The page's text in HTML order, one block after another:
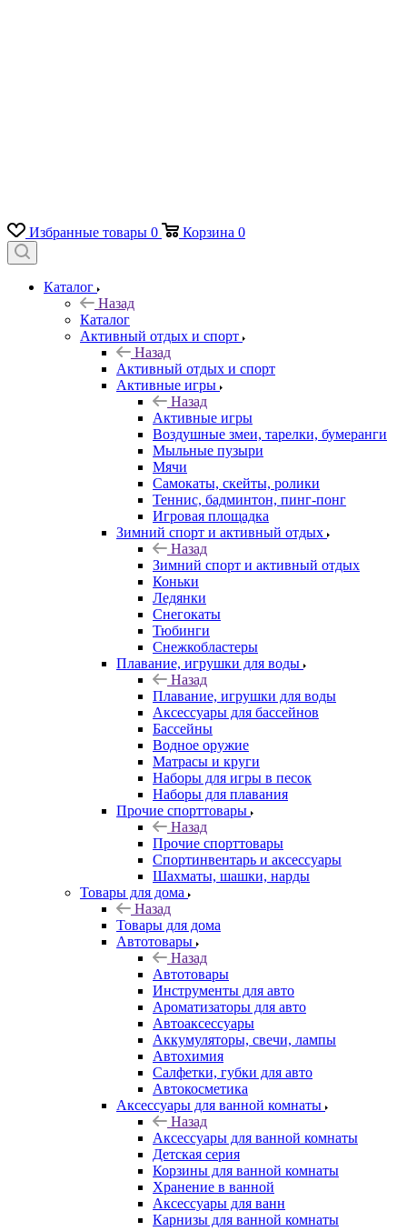
Избранные товары 0 Корзина 0
Каталог
Назад
Каталог
Активный отдых и спорт
Назад
Активный отдых и спорт
Активные игры
Назад
Активные игры
Воздушные змеи, тарелки, бумеранги
Мыльные пузыри
Мячи
Самокаты, скейты, ролики
Теннис, бадминтон, пинг-понг
Игровая площадка
Зимний спорт и активный отдых
Назад
Зимний спорт и активный отдых
Коньки
Ледянки
Снегокаты
Тюбинги
Снежкобластеры
Плавание, игрушки для воды
Назад
Плавание, игрушки для воды
Аксессуары для бассейнов
Бассейны
Водное оружие
Матрасы и круги
Наборы для игры в песок
Наборы для плавания
Прочие спорттовары
Назад
Прочие спорттовары
Спортинвентарь и аксессуары
Шахматы, шашки, нарды
Товары для дома
Назад
Товары для дома
Автотовары
Назад
Автотовары
Инструменты для авто
Ароматизаторы для авто
Автоаксессуары
Аккумуляторы, свечи, лампы
Автохимия
Салфетки, губки для авто
Автокосметика
Аксессуары для ванной комнаты
Назад
Аксессуары для ванной комнаты
Детская серия
Корзины для ванной комнаты
Хранение в ванной
Аксессуары для ванн
Карнизы для ванной комнаты